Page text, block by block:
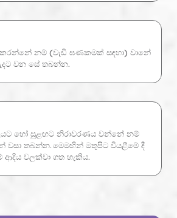
කරන්නේ නම් (වැඩි ඝණකමක් සඳහා) වානේ
වන සේ තබන්න.
හෝ සුළඟට නිරාවරණය වන්නේ නම්
තබන්න. මෙමඟින් මතුපිට වියළීමේ දී
ආදිය වලක්වා ගත හැකිය.